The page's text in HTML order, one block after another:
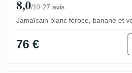
8,0/10·27 avis
Jamaïcain blanc féroce, banane et
76 €